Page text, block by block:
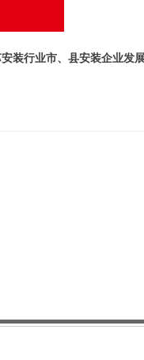
装行业市、县安装企业发